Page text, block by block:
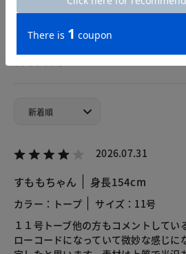
総合評価
2026.07.31
すももちゃん 身長154cm
カラー：トープ
サイズ：11号
１１号トーブ他の方もコメントしてい
ローコードになっていて微妙な感じに